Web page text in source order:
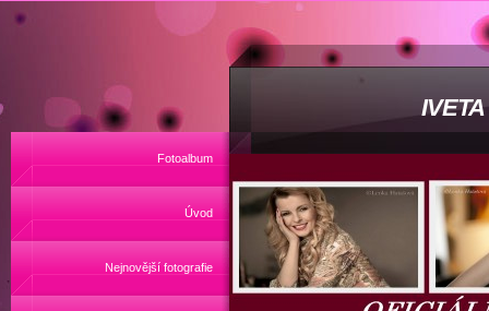
Fotoalbum
Úvod
Nejnovější fotografie